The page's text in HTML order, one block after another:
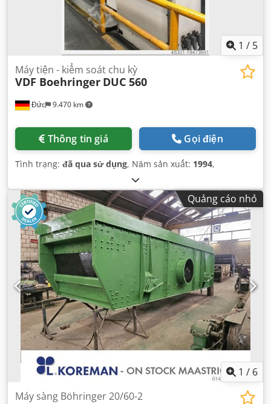
1 / 5
Đức 9.470 km
Máy tiện - kiểm soát chu kỳ
VDF Boehringer DUC 560
Thông tin giá Gọi điện
Tình trạng: đã qua sử dụng, Năm sản xuất: 1994,
Quảng cáo nhỏ
1 / 6
Máy sàng Böhringer 20/60-2